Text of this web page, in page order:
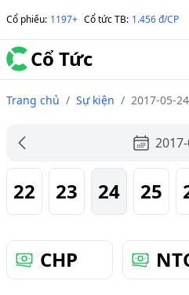
Cổ phiếu: 1197+ Cổ tức TB: 1.456 đ/CP
Cổ Tức
Trang chủ / Sự kiện / 2017-05-24
22 23 24 25
CHP